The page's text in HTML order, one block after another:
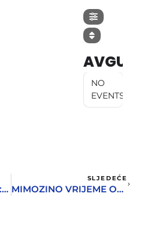
AVGUST
NO
EVENTS
RADIONICA ZA MLADE: NOVSKI SREDNJOŠKOLCI UČE KAKO DA BUDU GLAS SVOJE ZAJEDNICE
SLJEDEĆE
MIMOZINO VRIJEME OD KARIĆA: KAROTRC U NEDJELJU, 9. MARTA